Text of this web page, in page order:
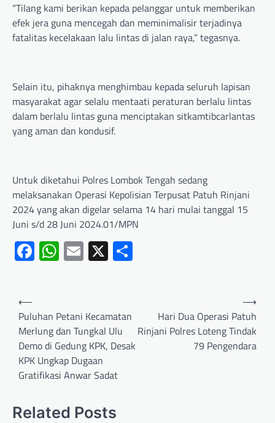
“Tilang kami berikan kepada pelanggar untuk memberikan
efek jera guna mencegah dan meminimalisir terjadinya
fatalitas kecelakaan lalu lintas di jalan raya,” tegasnya.
Selain itu, pihaknya menghimbau kepada seluruh lapisan
masyarakat agar selalu mentaati peraturan berlalu lintas
dalam berlalu lintas guna menciptakan sitkamtibcarlantas
yang aman dan kondusif.
Untuk diketahui Polres Lombok Tengah sedang
melaksanakan Operasi Kepolisian Terpusat Patuh Rinjani
2024 yang akan digelar selama 14 hari mulai tanggal 15
Juni s/d 28 Juni 2024.01/MPN
Facebook
WhatsApp
Email
X
⟵
Puluhan Petani Kecamatan
Merlung dan Tungkal Ulu
Demo di Gedung KPK, Desak
KPK Ungkap Dugaan
Gratifikasi Anwar Sadat
Hari Dua Operasi Patuh
Rinjani Polres Loteng Tindak
79 Pengendara
⟶
Related Posts